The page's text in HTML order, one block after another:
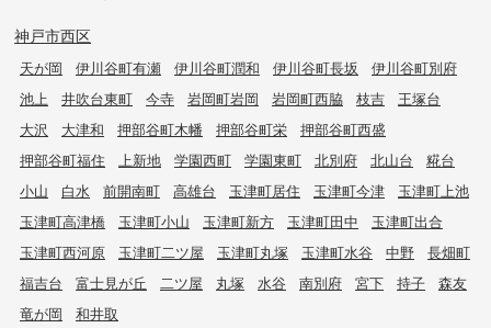
神戸市西区
天が岡 伊川谷町有瀬 伊川谷町潤和 伊川谷町長坂
伊川谷町別府
池上
井吹台東町 今寺 岩岡町岩岡 岩岡町西脇 枝吉
王塚台
大沢
大津和 押部谷町木幡 押部谷町栄
押部谷町西盛
押部谷町福住
上新地 学園西町 学園東町 北別府 北山台
糀台
小山
白水 前開南町 高雄台 玉津町居住 玉津町今津
玉津町上池
玉津町高津橋
玉津町小山 玉津町新方 玉津町田中
玉津町出合
玉津町西河原
玉津町二ツ屋 玉津町丸塚 玉津町水谷 中野
長畑町
福吉台
富士見が丘 二ツ屋 丸塚 水谷 南別府 宮下 持子
森友
竜が岡
和井取